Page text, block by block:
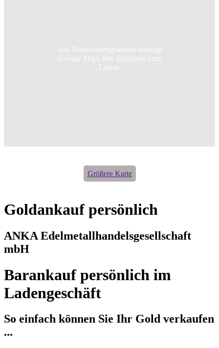
Größere Karte
Aus Datenschutzgründen benötigt
Google Maps Ihre Erlaubnis zum
Laden.
Goldankauf persönlich
ANKA Edelmetallhandelsgesellschaft
mbH
Barankauf persönlich im
Ladengeschäft
So einfach können Sie Ihr Gold verkaufen
...